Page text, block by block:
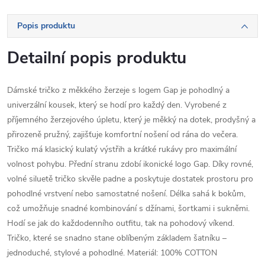
Popis produktu
Detailní popis produktu
Dámské tričko z měkkého žerzeje s logem Gap je pohodlný a
univerzální kousek, který se hodí pro každý den. Vyrobené z
příjemného žerzejového úpletu, který je měkký na dotek, prodyšný a
přirozeně pružný, zajišťuje komfortní nošení od rána do večera.
Tričko má klasický kulatý výstřih a krátké rukávy pro maximální
volnost pohybu. Přední stranu zdobí ikonické logo Gap. Díky rovné,
volné siluetě tričko skvěle padne a poskytuje dostatek prostoru pro
pohodlné vrstvení nebo samostatné nošení. Délka sahá k bokům,
což umožňuje snadné kombinování s džínami, šortkami i sukněmi.
Hodí se jak do každodenního outfitu, tak na pohodový víkend.
Tričko, které se snadno stane oblíbeným základem šatníku –
jednoduché, stylové a pohodlné. Materiál: 100% COTTON